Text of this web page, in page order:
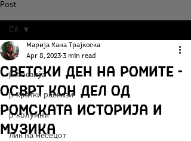
Post
Сè
β-поезија
β-кратки раскази
β-колумни
Лик на месецот
Сè
Светски ден на Ромите -
Осврт кон дел од
ромската историја и
музика
Марија Хана Трајкоска
Apr 8, 2023 3 min read